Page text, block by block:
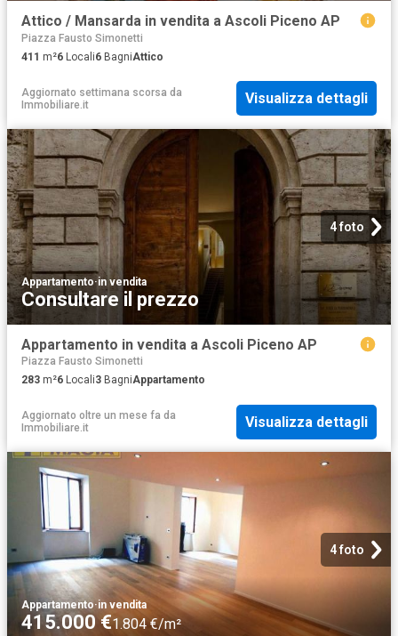
Attico / Mansarda in vendita a Ascoli Piceno AP
Piazza Fausto Simonetti
411 m²6 Locali6 BagniAttico
Aggiornato settimana scorsa da
Immobiliare.it
Visualizza dettagli
4 foto
Appartamento·in vendita
Consultare il prezzo
Appartamento in vendita a Ascoli Piceno AP
Piazza Fausto Simonetti
283 m²6 Locali3 BagniAppartamento
Aggiornato oltre un mese fa da
Immobiliare.it
Visualizza dettagli
4 foto
Appartamento·in vendita
415.000 €1.804 €/m²